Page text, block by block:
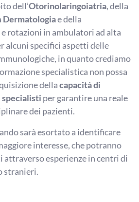
dell’Otorinolaringoiatria, della
Dermatologiae della
e rotazioni in ambulatori ad alta
alcuni specifici aspetti delle
in quanto crediamo
specialistica non possa
dellacapacità di
per garantire una reale
dei pazienti.
sarà esortato a identificare
interesse, che potranno
attraverso esperienze in centri di
stranieri.